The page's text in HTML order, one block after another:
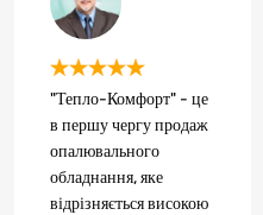
"Тепло-Комфорт" - це
в першу чергу продаж
опалювального
обладнання, яке
відрізняється високою